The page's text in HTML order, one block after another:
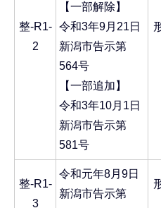
整-R1-
2
【一部解除】
令和3年9月21日
新潟市告示第
564号
【一部追加】
令和3年10月1日
新潟市告示第
581号
整-R1-
3
令和元年8月9日
新潟市告示第